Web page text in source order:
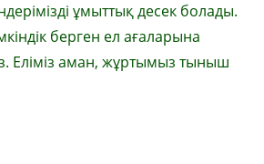
ұмыттық десек болады.
берген ел ағаларына
Еліміз аман, жұртымыз тыныш